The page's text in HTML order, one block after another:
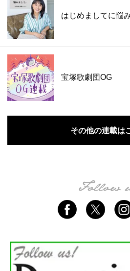
はじめましてに悩
宝塚歌劇団OG
その他の連載は